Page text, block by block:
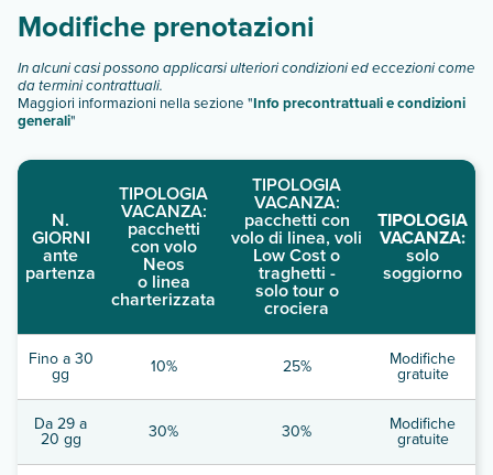
Modifiche prenotazioni
In alcuni casi possono applicarsi ulteriori condizioni ed eccezioni come
da termini contrattuali.
Maggiori informazioni nella sezione "Info precontrattuali e condizioni
generali"
N.
GIORNI
ante
partenza
TIPOLOGIA
VACANZA:
pacchetti
con volo
Neos
o linea
charterizzata
TIPOLOGIA
VACANZA:
pacchetti con
volo di linea, voli
Low Cost o
traghetti -
solo tour o
crociera
TIPOLOGIA
VACANZA:
solo
soggiorno
Fino a 30
gg 10% 25% Modifiche
gratuite
Da 29 a
20 gg 30% 30% Modifiche
gratuite